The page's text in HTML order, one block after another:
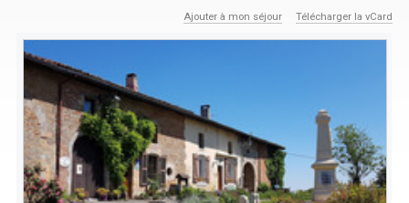
Ajouter à mon séjour Télécharger la vCard